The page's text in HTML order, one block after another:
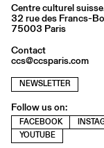
Centre culturel
32 rue des Francs-
75003 Paris
Contact
ccs@ccsparis.com
NEWSLETTER
Follow us on:
FACEBOOK
YOUTUBE